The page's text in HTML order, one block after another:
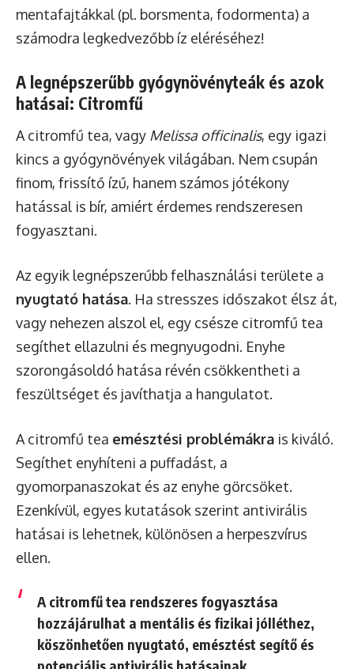
mentafajtákkal (pl. borsmenta, fodormenta) a
számodra legkedvezőbb íz eléréséhez!
A legnépszerűbb gyógynövényteák és azok
hatásai: Citromfű
A citromfű tea, vagy Melissa officinalis, egy igazi
kincs a gyógynövények világában. Nem csupán
finom, frissítő ízű, hanem számos jótékony
hatással is bír, amiért érdemes rendszeresen
fogyasztani.
Az egyik legnépszerűbb felhasználási területe a
nyugtató hatása. Ha stresszes időszakot élsz át,
vagy nehezen alszol el, egy csésze citromfű tea
segíthet ellazulni és megnyugodni. Enyhe
szorongásoldó hatása révén csökkentheti a
feszültséget és javíthatja a hangulatot.
A citromfű tea emésztési problémákra is kiváló.
Segíthet enyhíteni a puffadást, a
gyomorpanaszokat és az enyhe görcsöket.
Ezenkívül, egyes kutatások szerint antivirális
hatásai is lehetnek, különösen a herpeszvírus
ellen.
A citromfű tea rendszeres fogyasztása
hozzájárulhat a mentális és fizikai jólléthez,
köszönhetően nyugtató, emésztést segítő és